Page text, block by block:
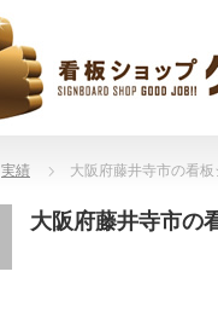
実績 大阪府藤井寺市の看
大阪府藤井寺市の